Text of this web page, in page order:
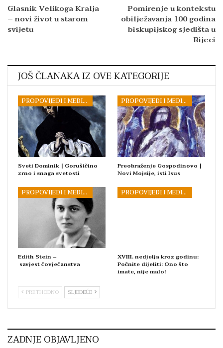
Glasnik Velikoga Kralja
– novi život u starom
svijetu
Pomirenje u kontekstu
obilježavanja 100 godina
biskupijskog sjedišta u
Rijeci
JOŠ ČLANAKA IZ OVE KATEGORIJE
PROPOVIJEDI I MEDITACIJE
Sveti Dominik | Gorušičino
zrno i snaga svetosti
PROPOVIJEDI I MEDITACIJE
Preobraženje Gospodinovo |
Novi Mojsije, isti Isus
PROPOVIJEDI I MEDITACIJE
Edith Stein –
savjest čovječanstva
PROPOVIJEDI I MEDITACIJE
XVIII. nedjelja kroz godinu:
Počnite dijeliti: Ono što
imate, nije malo!
PRETHODNO SLJEDEĆE
ZADNJE OBJAVLJENO